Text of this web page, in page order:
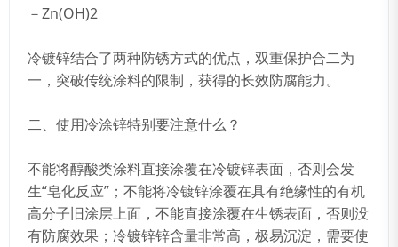
－Zn(OH)2
冷镀锌结合了两种防锈方式的优点，双重保护合二为
一，突破传统涂料的限制，获得的长效防腐能力。
二、使用冷涂锌特别要注意什么？
不能将醇酸类涂料直接涂覆在冷镀锌表面，否则会发
生“皂化反应”；不能将冷镀锌涂覆在具有绝缘性的有机
高分子旧涂层上面，不能直接涂覆在生锈表面，否则没
有防腐效果；冷镀锌锌含量非常高，极易沉淀，需要使